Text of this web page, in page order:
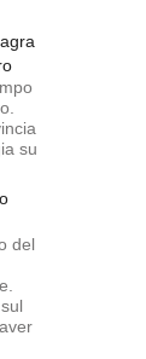
su
del